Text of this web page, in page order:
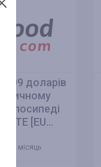
доларів
[EU...
1 місяць